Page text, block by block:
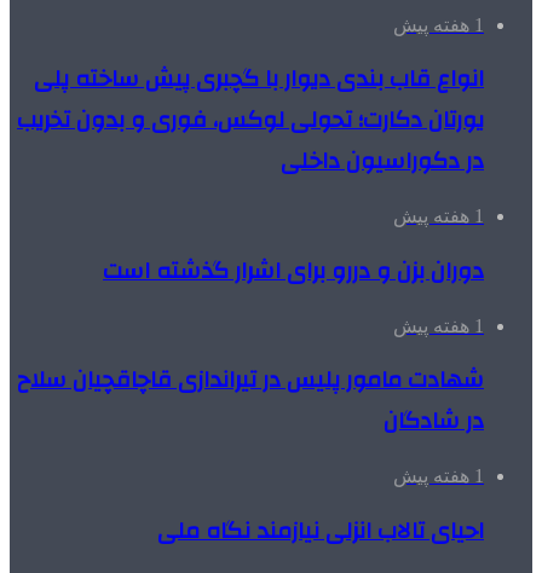
1 هفته پیش
انواع قاب بندی دیوار با گچبری پیش ساخته پلی
یورتان دکارت؛ تحولی لوکس، فوری و بدون تخریب
در دکوراسیون داخلی
1 هفته پیش
دوران بزن و دررو برای اشرار گذشته است
1 هفته پیش
شهادت مامور پلیس در تیراندازی قاچاقچیان سلاح
در شادگان
1 هفته پیش
احیای تالاب انزلی نیازمند نگاه ملی